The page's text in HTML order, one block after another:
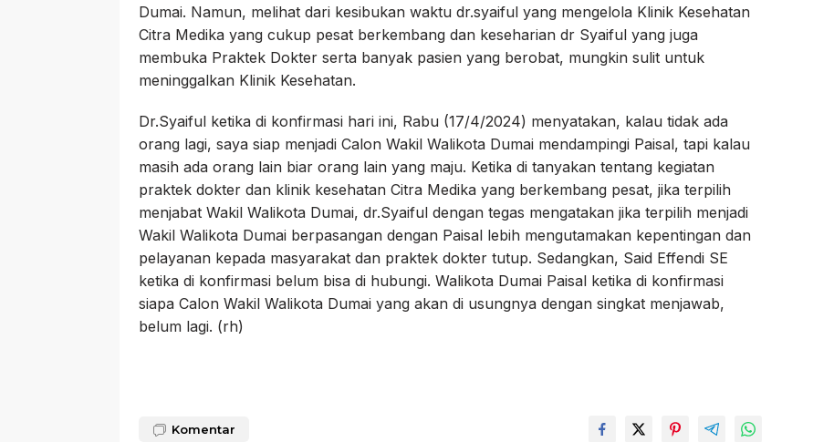
Dumai. Namun, melihat dari kesibukan waktu dr.syaiful yang mengelola Klinik Kesehatan
Citra Medika yang cukup pesat berkembang dan keseharian dr Syaiful yang juga
membuka Praktek Dokter serta banyak pasien yang berobat, mungkin sulit untuk
meninggalkan Klinik Kesehatan.
Dr.Syaiful ketika di konfirmasi hari ini, Rabu (17/4/2024) menyatakan, kalau tidak ada
orang lagi, saya siap menjadi Calon Wakil Walikota Dumai mendampingi Paisal, tapi kalau
masih ada orang lain biar orang lain yang maju. Ketika di tanyakan tentang kegiatan
praktek dokter dan klinik kesehatan Citra Medika yang berkembang pesat, jika terpilih
menjabat Wakil Walikota Dumai, dr.Syaiful dengan tegas mengatakan jika terpilih menjadi
Wakil Walikota Dumai berpasangan dengan Paisal lebih mengutamakan kepentingan dan
pelayanan kepada masyarakat dan praktek dokter tutup. Sedangkan, Said Effendi SE
ketika di konfirmasi belum bisa di hubungi. Walikota Dumai Paisal ketika di konfirmasi
siapa Calon Wakil Walikota Dumai yang akan di usungnya dengan singkat menjawab,
belum lagi. (rh)
Komentar